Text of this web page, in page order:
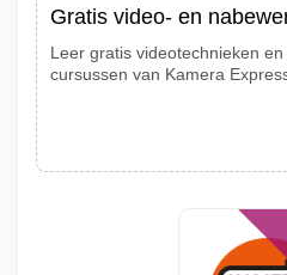
Gratis video- en
Leer gratis videotechnieken
cursussen van Kamera